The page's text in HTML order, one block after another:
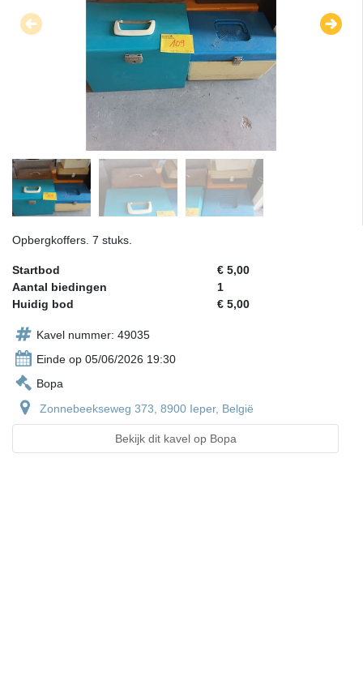
Opbergkoffers. 7 stuks.
Startbod
€ 5,00
Aantal biedingen
1
Huidig bod
€ 5,00
Kavel nummer: 49035
Einde op 05/06/2026 19:30
Bopa
Zonnebeekseweg 373, 8900 Ieper, België
Bekijk dit kavel op Bopa